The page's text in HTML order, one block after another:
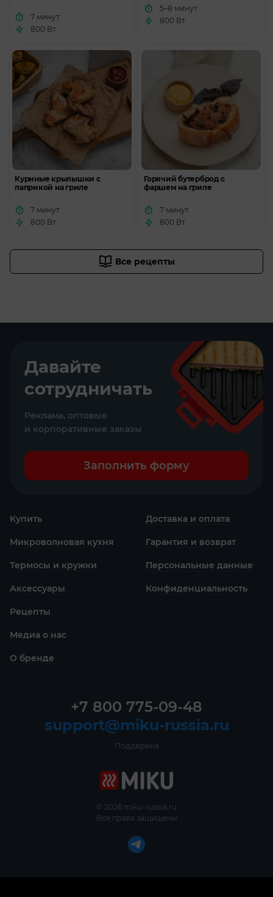
7 минут
800 Вт
5–8 минут
800 Вт
Куриные крылышки с
паприкой на гриле
7 минут
800 Вт
Горячий бутерброд с
фаршем на гриле
7 минут
800 Вт
Все рецепты
Давайте
сотрудничать
Реклама, оптовые
и корпоративные заказы
Заполнить форму
Купить
Микроволновая кухня
Термосы и кружки
Аксессуары
Рецепты
Медиа о нас
О бренде
Доставка и оплата
Гарантия и возврат
Персональные данные
Конфиденциаль­ность
© 2026 miku-russia.ru
Все права защищены
+7 800 775-09-48
support@miku-russia.ru
Поддержка